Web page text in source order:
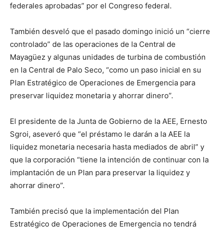
federales aprobadas” por el Congreso federal.
También desveló que el pasado domingo inició un “cierre
controlado” de las operaciones de la Central de
Mayagüez y algunas unidades de turbina de combustión
en la Central de Palo Seco, “como un paso inicial en su
Plan Estratégico de Operaciones de Emergencia para
preservar liquidez monetaria y ahorrar dinero”.
El presidente de la Junta de Gobierno de la AEE, Ernesto
Sgroi, aseveró que “el préstamo le darán a la AEE la
liquidez monetaria necesaria hasta mediados de abril” y
que la corporación “tiene la intención de continuar con la
implantación de un Plan para preservar la liquidez y
ahorrar dinero”.
También precisó que la implementación del Plan
Estratégico de Operaciones de Emergencia no tendrá